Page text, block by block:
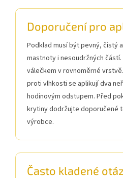
Doporučení pro
Podklad musí být pevný, čistý
mastnoty i nesoudržných
válečkem v rovnoměrné
proti vlhkosti se aplikují dva
hodinovým odstupem. Před
krytiny dodržujte doporučené
výrobce.
Často kladené